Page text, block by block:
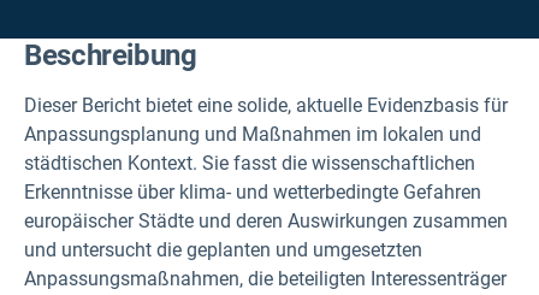
Beschreibung
Dieser Bericht bietet eine solide, aktuelle Evidenzbasis für
Anpassungsplanung und Maßnahmen im lokalen und
städtischen Kontext. Sie fasst die wissenschaftlichen
Erkenntnisse über klima- und wetterbedingte Gefahren
europäischer Städte und deren Auswirkungen zusammen
und untersucht die geplanten und umgesetzten
Anpassungsmaßnahmen, die beteiligten Interessenträger